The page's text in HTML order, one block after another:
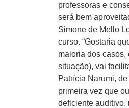
professoras e
será bem
Simone de Mello
curso. “Gostaria
maioria dos
situação), vai
Patrícia Narumi,
primeira vez que
deficiente auditivo,